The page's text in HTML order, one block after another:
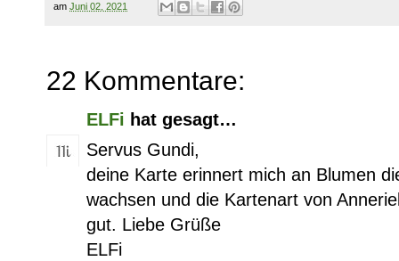
am Juni 02, 2021
22 Kommentare:
ELFi hat gesagt…
Servus Gundi,
deine Karte erinnert mich an Blumen
wachsen und die Kartenart von
gut. Liebe Grüße
ELFi